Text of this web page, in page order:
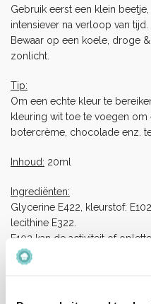
Gebruik eerst een klein
intensiever na verloop van tijd.
Bewaar op een koele, droge
zonlicht.
Tip:
Om een echte kleur te
kleuring wit toe te voegen
botercrème, chocolade enz.
Inhoud: 20ml
Ingrediënten:
Glycerine E422, kleurstof:
lecithine E322.
E102 kan de activiteit of
beïnvloeden.